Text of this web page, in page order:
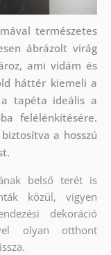
természetes
ábrázolt virág
ami vidám és
háttér kiemeli a
a tapéta ideális a
felélénkítésére.
a hosszú
belső terét is
közül, vigyen
dekoráció
olyan otthont